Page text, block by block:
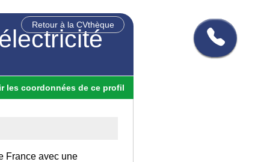
Retour à la CVthèque
les coordonnées de ce profil
France avec une